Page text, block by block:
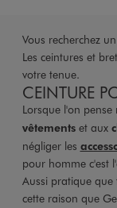
Vous recherchez
Les ceintures et
votre tenue.
CEINTURE
Lorsque l'on
vêtements et aux
négliger les
pour homme c'est
Aussi pratique que
cette raison que